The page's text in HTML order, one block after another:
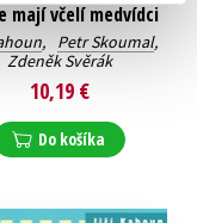
mají včelí medvídci
, Petr Skoumal,
Zdeněk Svěrák
10,19 €
Do košíka